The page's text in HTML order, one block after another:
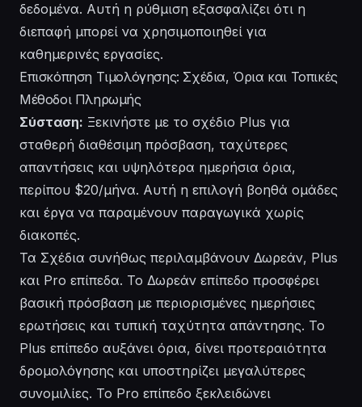
δεδομένα. Αυτή η ρύθμιση εξασφαλίζει ότι η
διεπαφή μπορεί να χρησιμοποιηθεί για
καθημερινές εργασίες.
Επισκόπηση Τιμολόγησης: Σχέδια, Όρια και Τοπικές
Μέθοδοι Πληρωμής
Σύσταση: Ξεκινήστε με το σχέδιο Plus για
σταθερή διαθέσιμη πρόσβαση, ταχύτερες
απαντήσεις και υψηλότερα ημερήσια όρια,
περίπου $20/μήνα. Αυτή η επιλογή βοηθά ομάδες
και έργα να παραμένουν παραγωγικά χωρίς
διακοπές.
Τα Σχέδια συνήθως περιλαμβάνουν Δωρεάν, Plus
και Pro επίπεδα. Το Δωρεάν επίπεδο προσφέρει
βασική πρόσβαση με περιορισμένες ημερήσιες
ερωτήσεις και τυπική ταχύτητα απάντησης. Το
Plus επίπεδο αυξάνει όρια, δίνει προτεραιότητα
δρομολόγησης και υποστηρίζει μεγαλύτερες
συνομιλίες. Το Pro επίπεδο ξεκλειδώνει